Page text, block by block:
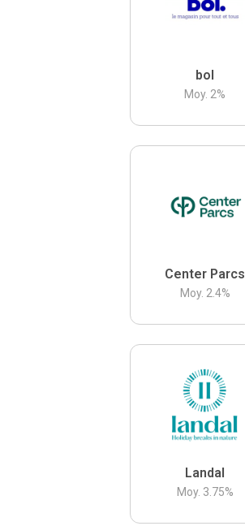
bol
Moy. 2%
Center Parcs
Moy. 2.4%
Landal
Moy. 3.75%